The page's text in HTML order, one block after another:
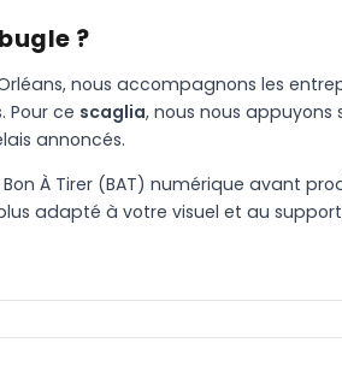
?
nous accompagnons les
Pour ce scaglia, nous nous appuyons
annoncés.
À Tirer (BAT) numérique avant
adapté à votre visuel et au